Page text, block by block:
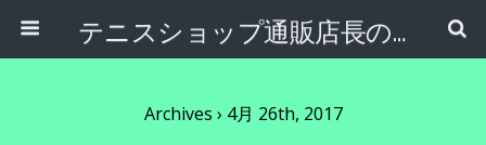
テニスショップ通販店長のブログ＠テニスショップLAFINO 西山克久
Archives › 4月 26th, 2017